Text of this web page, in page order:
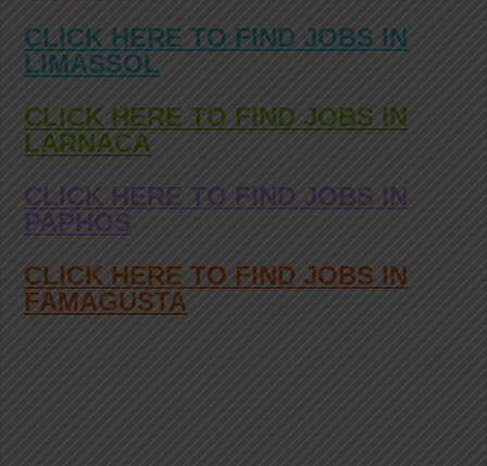
CLICK HERE TO FIND JOBS IN
LIMASSOL
CLICK HERE TO FIND JOBS IN
LARNACA
CLICK HERE TO FIND JOBS IN
PAPHOS
CLICK HERE TO FIND JOBS IN
FAMAGUSTA